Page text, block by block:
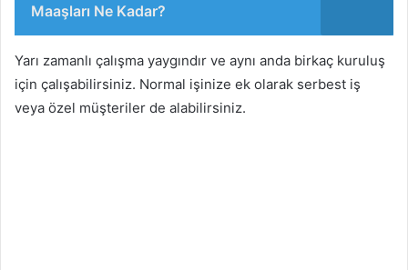
Maaşları Ne Kadar?
Yarı zamanlı çalışma yaygındır ve aynı anda birkaç kuruluş
için çalışabilirsiniz. Normal işinize ek olarak serbest iş
veya özel müşteriler de alabilirsiniz.